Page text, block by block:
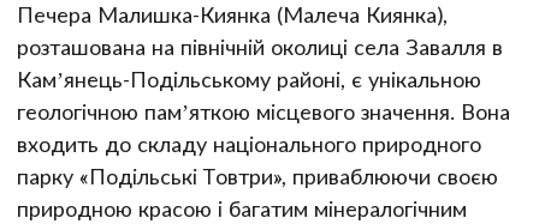
Печера Малишка-Киянка (Малеча Киянка),
розташована на північній околиці села Завалля в
Кам’янець-Подільському районі, є унікальною
геологічною пам’яткою місцевого значення. Вона
входить до складу національного природного
парку «Подільські Товтри», приваблюючи своєю
природною красою і багатим мінералогічним